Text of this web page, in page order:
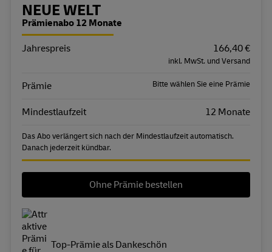
Bestellübersicht
NEUE WELT
Prämienabo 12 Monate
Eigenschaft
Jahrespreis 166,40 €
inkl. MwSt. und Versand
Prämie Bitte wählen Sie eine Prämie
Mindestlaufzeit 12 Monate
Das Abo verlängert sich nach der Mindestlaufzeit automatisch.
Danach jederzeit kündbar.
Ohne Prämie bestellen
Top-Prämie als Dankeschön